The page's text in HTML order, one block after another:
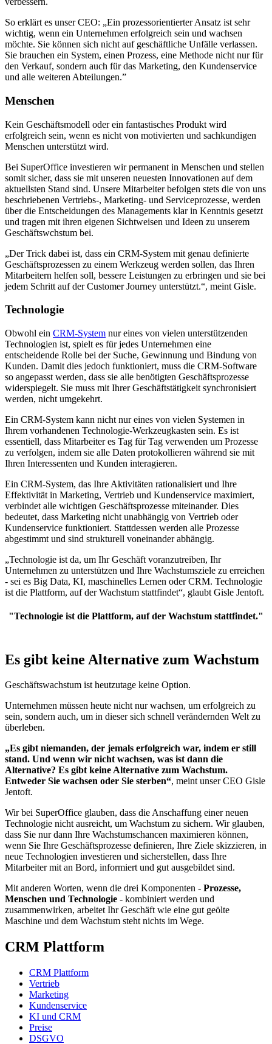
So erklärt es unser CEO: „Ein prozessorientierter Ansatz ist sehr
wichtig, wenn ein Unternehmen erfolgreich sein und wachsen
möchte. Sie können sich nicht auf geschäftliche Unfälle verlassen.
Sie brauchen ein System, einen Prozess, eine Methode nicht nur für
den Verkauf, sondern auch für das Marketing, den Kundenservice
und alle weiteren Abteilungen.”
Menschen
Kein Geschäftsmodell oder ein fantastisches Produkt wird
erfolgreich sein, wenn es nicht von motivierten und sachkundigen
Menschen unterstützt wird.
Bei SuperOffice investieren wir permanent in Menschen und stellen
somit sicher, dass sie mit unseren neuesten Innovationen auf dem
aktuellsten Stand sind. Unsere Mitarbeiter befolgen stets die von uns
beschriebenen Vertriebs-, Marketing- und Serviceprozesse, werden
über die Entscheidungen des Managements klar in Kenntnis gesetzt
und tragen mit ihren eigenen Sichtweisen und Ideen zu unserem
Geschäftswchstum bei.
„Der Trick dabei ist, dass ein CRM-System mit genau definierte
Geschäftsprozessen zu einem Werkzeug werden sollen, das Ihren
Mitarbeitern helfen soll, bessere Leistungen zu erbringen und sie bei
jedem Schritt auf der Customer Journey unterstützt.“, meint Gisle.
Technologie
Obwohl ein CRM-System nur eines von vielen unterstützenden
Technologien ist, spielt es für jedes Unternehmen eine
entscheidende Rolle bei der Suche, Gewinnung und Bindung von
Kunden. Damit dies jedoch funktioniert, muss die CRM-Software
so angepasst werden, dass sie alle benötigten Geschäftsprozesse
widerspiegelt. Sie muss mit Ihrer Geschäftstätigkeit synchronisiert
werden, nicht umgekehrt.
Ein CRM-System kann nicht nur eines von vielen Systemen in
Ihrem vorhandenen Technologie-Werkzeugkasten sein. Es ist
essentiell, dass Mitarbeiter es Tag für Tag verwenden um Prozesse
zu verfolgen, indem sie alle Daten protokollieren während sie mit
Ihren Interessenten und Kunden interagieren.
Ein CRM-System, das Ihre Aktivitäten rationalisiert und Ihre
Effektivität in Marketing, Vertrieb und Kundenservice maximiert,
verbindet alle wichtigen Geschäftsprozesse miteinander. Dies
bedeutet, dass Marketing nicht unabhängig von Vertrieb oder
Kundenservice funktioniert. Stattdessen werden alle Prozesse
abgestimmt und sind strukturell voneinander abhängig.
„Technologie ist da, um Ihr Geschäft voranzutreiben, Ihr
Unternehmen zu unterstützen und Ihre Wachstumsziele zu erreichen
- sei es Big Data, KI, maschinelles Lernen oder CRM. Technologie
ist die Plattform, auf der Wachstum stattfindet“, glaubt Gisle Jentoft.
"Technologie ist die Plattform, auf der Wachstum stattfindet."
Es gibt keine Alternative zum Wachstum
Geschäftswachstum ist heutzutage keine Option.
Unternehmen müssen heute nicht nur wachsen, um erfolgreich zu
sein, sondern auch, um in dieser sich schnell verändernden Welt zu
überleben.
„Es gibt niemanden, der jemals erfolgreich war, indem er still
stand. Und wenn wir nicht wachsen, was ist dann die
Alternative? Es gibt keine Alternative zum Wachstum.
Entweder Sie wachsen oder Sie sterben“, meint unser CEO Gisle
Jentoft.
Wir bei SuperOffice glauben, dass die Anschaffung einer neuen
Technologie nicht ausreicht, um Wachstum zu sichern. Wir glauben,
dass Sie nur dann Ihre Wachstumschancen maximieren können,
wenn Sie Ihre Geschäftsprozesse definieren, Ihre Ziele skizzieren, in
neue Technologien investieren und sicherstellen, dass Ihre
Mitarbeiter mit an Bord, informiert und gut ausgebildet sind.
Mit anderen Worten, wenn die drei Komponenten - Prozesse,
Menschen und Technologie - kombiniert werden und
zusammenwirken, arbeitet Ihr Geschäft wie eine gut geölte
Maschine und dem Wachstum steht nichts im Wege.
CRM Plattform
CRM Plattform
Vertrieb
Marketing
Kundenservice
KI und CRM
Preise
DSGVO